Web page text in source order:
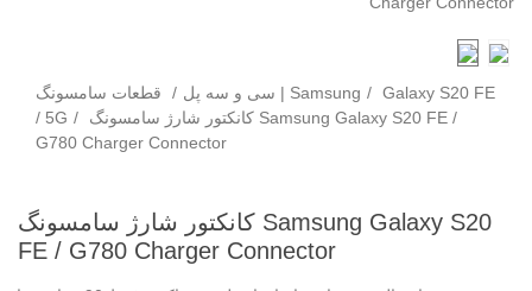
سی و سه پل / قطعات سامسونگ | Samsung / Galaxy S20 FE
/ 5G /
G780 Charger Connector
کانکتور شارژ سامسونگ Samsung Galaxy S20
FE / G780 Charger Connector